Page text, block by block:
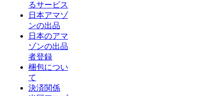
るサービス
日本アマゾ
ンの出品
日本のアマ
ゾンの出品
者登録
梱包につい
て
決済関係